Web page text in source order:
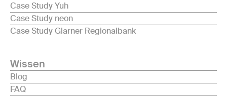
Case Study Yuh
Case Study neon
Case Study Glarner Regionalbank
Wissen
Blog
FAQ